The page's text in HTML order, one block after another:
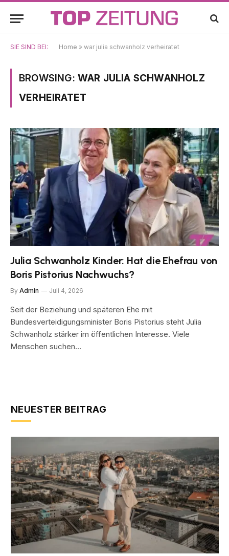
SIE SIND BEI: Home » war julia schwanholz verheiratet
BROWSING: WAR JULIA SCHWANHOLZ
VERHEIRATET
Julia Schwanholz Kinder: Hat die Ehefrau von
Boris Pistorius Nachwuchs?
By Admin Juli 4, 2026
Seit der Beziehung und späteren Ehe mit
Bundesverteidigungsminister Boris Pistorius steht Julia
Schwanholz stärker im öffentlichen Interesse. Viele
Menschen suchen…
NEUESTER BEITRAG